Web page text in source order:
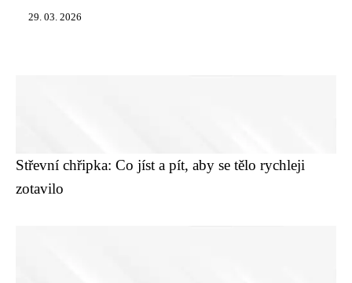
29. 03. 2026
Střevní chřipka: Co jíst a pít, aby se tělo rychleji
zotavilo